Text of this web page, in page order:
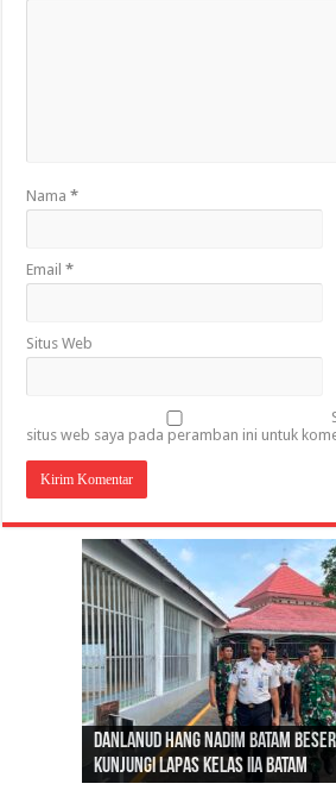
Nama*
Email*
Situs Web
situs web saya pada peramban ini untuk
Danlanud Hang Nadim Batam
Kunjungi Lapas Kelas IIA Batam
Silaturahmi dan Reses Komite I
Jambi Bahas Sinergitas
Gubernur Al Haris: Lomba Cerdas
Edukasi Pembentukan Karakter
Penerus
Gubernur Al Haris Dorong
Cepat Beroperasi Agar Bisa Layani
Penuhi Kebutuhannya
Sosok Fenomenal yang
Nusantara: Ratu Wangsa, Wanita
dengan Pengaruh Internasional